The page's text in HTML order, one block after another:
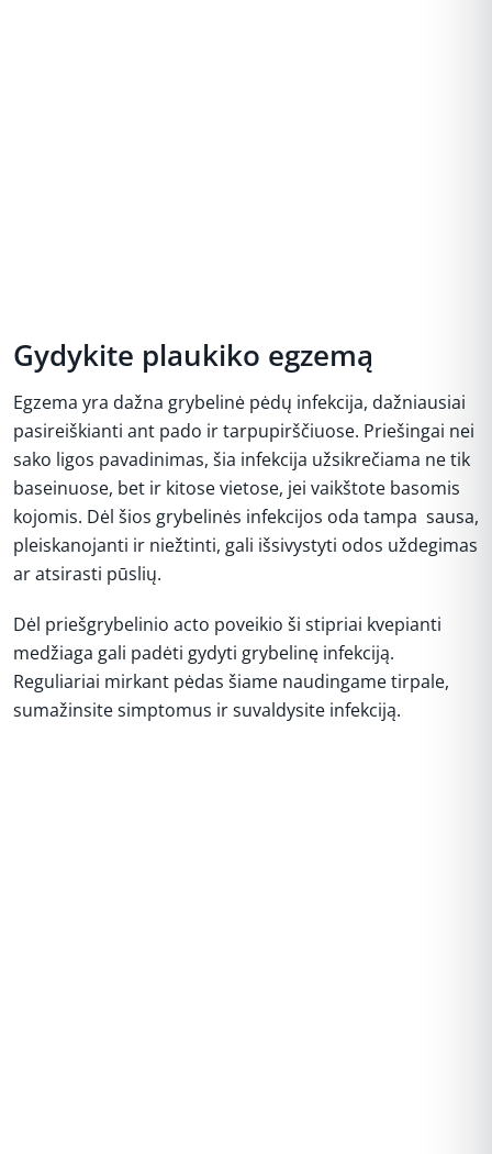
Gydykite plaukiko egzemą
Egzema yra dažna grybelinė pėdų infekcija, dažniausiai
pasireiškianti ant pado ir tarpupirščiuose. Priešingai nei
sako ligos pavadinimas, šia infekcija užsikrečiama ne tik
baseinuose, bet ir kitose vietose, jei vaikštote basomis
kojomis. Dėl šios grybelinės infekcijos oda tampa sausa,
pleiskanojanti ir niežtinti, gali išsivystyti odos uždegimas
ar atsirasti pūslių.
Dėl priešgrybelinio acto poveikio ši stipriai kvepianti
medžiaga gali padėti gydyti grybelinę infekciją.
Reguliariai mirkant pėdas šiame naudingame tirpale,
sumažinsite simptomus ir suvaldysite infekciją.